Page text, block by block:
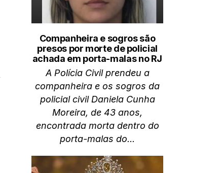
Companheira e sogros são
presos por morte de policial
achada em porta-malas no RJ
A Polícia Civil prendeu a
companheira e os sogros da
policial civil Daniela Cunha
Moreira, de 43 anos,
encontrada morta dentro do
porta-malas do...